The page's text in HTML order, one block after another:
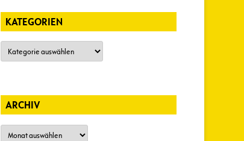
KATEGORIEN
Kategorien
ARCHIV
Archiv